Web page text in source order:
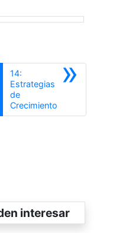
»
14:
Estrategias
de
CrecimientoSiguiente
interesar